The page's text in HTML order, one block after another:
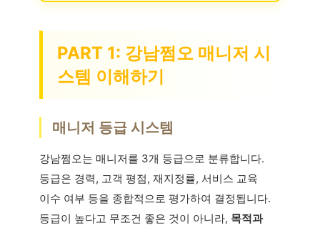
PART 1: 강남쩜오 매니저 시
스템 이해하기
매니저 등급 시스템
강남쩜오는 매니저를 3개 등급으로 분류합니다.
등급은 경력, 고객 평점, 재지정률, 서비스 교육
이수 여부 등을 종합적으로 평가하여 결정됩니다.
등급이 높다고 무조건 좋은 것이 아니라, 목적과